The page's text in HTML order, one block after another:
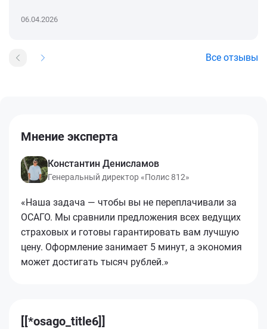
06.04.2026
Все отзывы
Мнение эксперта
Константин Денисламов
Генеральный директор «Полис 812»
«Наша задача — чтобы вы не переплачивали за
ОСАГО. Мы сравнили предложения всех ведущих
страховых и готовы гарантировать вам лучшую
цену. Оформление занимает 5 минут, а экономия
может достигать тысяч рублей.»
[[*osago_title6]]